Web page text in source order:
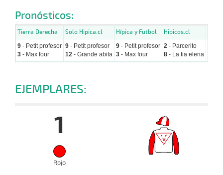
Pronósticos:
Tierra Derecha Solo Hipica.cl Hípica y Futbol Hipicos.cl
9 - Petit profesor
3 - Max four
9 - Petit profesor
12 - Grande abita
9 - Petit profesor
3 - Max four
2 - Parcerito
8 - La tia elena
EJEMPLARES:
1
Rojo